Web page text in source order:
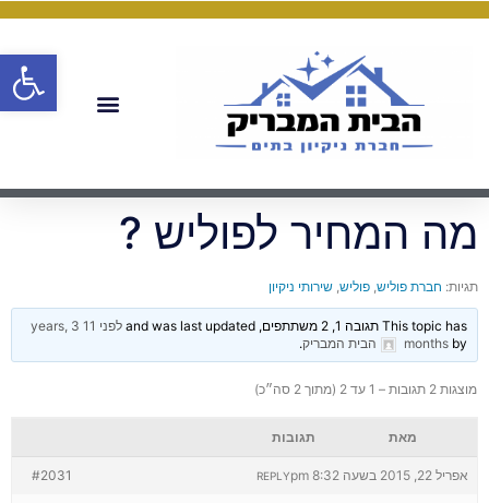
מה המחיר לפוליש ?
תגיות: חברת פוליש, פוליש, שירותי ניקיון
This topic has תגובה 1, 2 משתתפים, and was last updated
לפני 11 years, 3
monthsby הבית המבריק.
מוצגות 2 תגובות – 1 עד 2 (מתוך 2 סה״כ)
מאת תגובות
אפריל 22, 2015 בשעה 8:32 pm #2031 REPLY